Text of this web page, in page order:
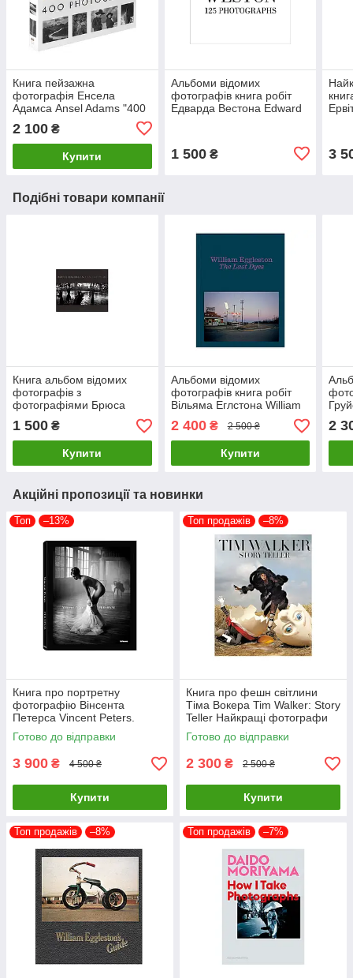
Книга пейзажна
фотографія Енсела
Адамса Ansel Adams "400
палітурка) книги для
фотографів
2 100 ₴
Купити
Альбоми відомих
фотографів книга робіт
Едварда Вестона Edward
1 500₴ 3
Подібні товари компанії
Книга альбом відомих
фотографів з
фотографіями Брюса
Девідсона Bruce Davidson
"Central Park" Б/У
1 500 ₴
Купити
Альбоми відомих
фотографів книга робіт
Вільяма Еглстона William
Eggleston: The Last Dyes
книги про фотографію
2 400₴ 2 500 ₴
Купити
2
Акційні пропозиції та новинки
Топ –13%
Книга про портретну
фотографію Вінсента
Петерса Vincent Peters.
Personal Фотоальбоми
відомих фотографів
Готово до відправки
3 900 ₴ 4 500 ₴
Купити
Топ продажів –8%
Книга про фешн світлини
Тіма Вокера Tim Walker: Story
Teller Найкращі фотографи
світу книги для фотографів
Готово до відправки
2 300 ₴ 2 500 ₴
Купити
Топ продажів –8% Топ продажів –7%